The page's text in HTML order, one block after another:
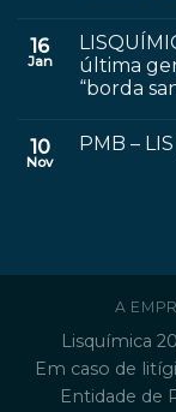
16
Jan
última
“borda
10
Nov
PMB –
A
Lisquímica
Em caso de
Entidade de